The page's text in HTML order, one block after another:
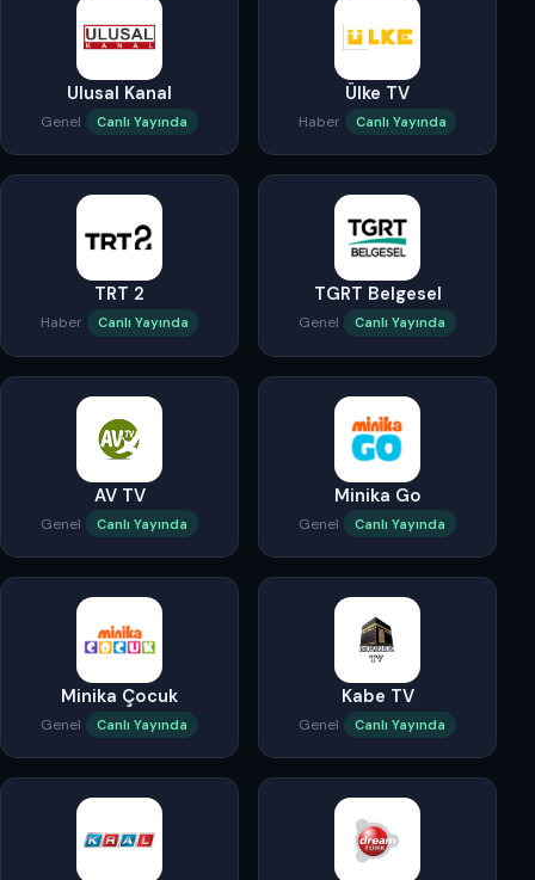
Ulusal Kanal
Genel Canlı Yayında
Ülke TV
Haber Canlı Yayında
TRT 2
Haber Canlı Yayında
TGRT Belgesel
Genel Canlı Yayında
AV TV
Genel Canlı Yayında
Minika Go
Genel Canlı Yayında
Minika Çocuk
Genel Canlı Yayında
Kabe TV
Genel Canlı Yayında